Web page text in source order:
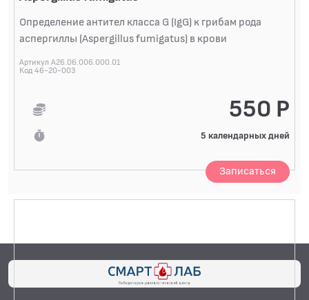
ИНФЕКЦИИ ВИРУСНЫЕ. Коронавирус COVID-19
(SARS-CoV-2)
ИНФЕКЦИИ ВИРУСНЫЕ. Парвовирус B19
(Parvovirus B19, вирус инфекционной эритемы)
HHV-5, ЦМВ, инфекционный мононуклеоз)
ПАРАЗИТЫ, ГЕЛЬМИНТЫ, ПРОСТЕЙШИЕ
ИММУНОЛОГИЧЕСКИЕ ИССЛЕДОВАНИЯ
АЛЛЕРГОЛОГИЧЕСКИЕ ИССЛЕДОВАНИЯ
АЛЛЕРГОЛОГИЧЕСКИЕ ИССЛЕДОВАНИЯ
Определение антител класса G (IgG) к грибам рода
аспергиллы (Aspergillus fumigatus) в крови
Артикул A26.06.006.000.01
Код 46-20-003
550 Р
5 календарных дней
Записаться